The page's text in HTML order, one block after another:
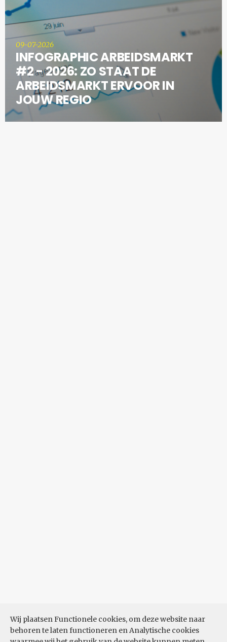
Wij plaatsen Functionele cookies, om deze website naar
behoren te laten functioneren en Analytische cookies
09-07-2026
INFOGRAPHIC ARBEIDSMARKT
#2 - 2026: ZO STAAT DE
ARBEIDSMARKT ERVOOR IN
JOUW REGIO